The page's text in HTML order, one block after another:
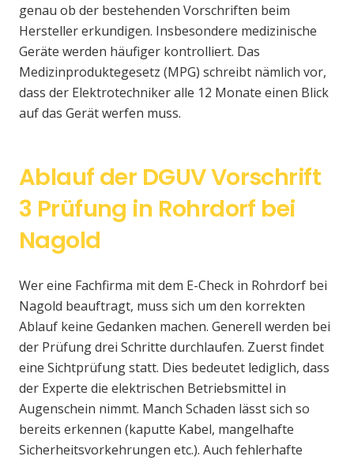
genau ob der bestehenden Vorschriften beim
Hersteller erkundigen. Insbesondere medizinische
Geräte werden häufiger kontrolliert. Das
Medizinproduktegesetz (MPG) schreibt nämlich vor,
dass der Elektrotechniker alle 12 Monate einen Blick
auf das Gerät werfen muss.
Ablauf der DGUV Vorschrift
3 Prüfung in Rohrdorf bei
Nagold
Wer eine Fachfirma mit dem E-Check in Rohrdorf bei
Nagold beauftragt, muss sich um den korrekten
Ablauf keine Gedanken machen. Generell werden bei
der Prüfung drei Schritte durchlaufen. Zuerst findet
eine Sichtprüfung statt. Dies bedeutet lediglich, dass
der Experte die elektrischen Betriebsmittel in
Augenschein nimmt. Manch Schaden lässt sich so
bereits erkennen (kaputte Kabel, mangelhafte
Sicherheitsvorkehrungen etc.). Auch fehlerhafte